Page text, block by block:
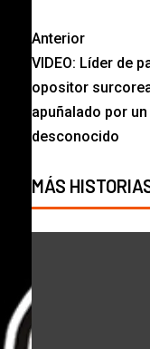
Anterior
VIDEO: Líder de
opositor
apuñalado por
desconocido
MÁS